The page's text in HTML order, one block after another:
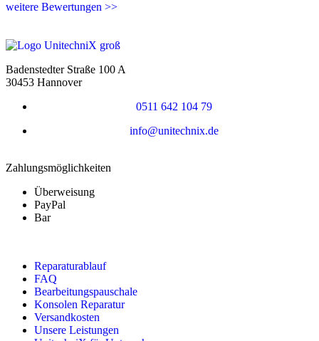
weitere Bewertungen >>
Badenstedter Straße 100 A
30453 Hannover
0511 642 104 79
info@unitechnix.de
Zahlungsmöglichkeiten
Überweisung
PayPal
Bar
Reparaturablauf
FAQ
Bearbeitungspauschale
Konsolen Reparatur
Versandkosten
Unsere Leistungen